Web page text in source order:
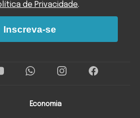
Economia
de Privacidade.
Inscreva-se